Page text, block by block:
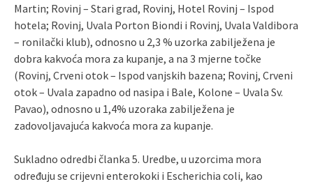
Martin; Rovinj – Stari grad, Rovinj, Hotel Rovinj – Ispod
hotela; Rovinj, Uvala Porton Biondi i Rovinj, Uvala Valdibora
– ronilački klub), odnosno u 2,3 % uzorka zabilježena je
dobra kakvoća mora za kupanje, a na 3 mjerne točke
(Rovinj, Crveni otok – Ispod vanjskih bazena; Rovinj, Crveni
otok – Uvala zapadno od nasipa i Bale, Kolone – Uvala Sv.
Pavao), odnosno u 1,4% uzoraka zabilježena je
zadovoljavajuća kakvoća mora za kupanje.
Sukladno odredbi članka 5. Uredbe, u uzorcima mora
određuju se crijevni enterokoki i Escherichia coli, kao